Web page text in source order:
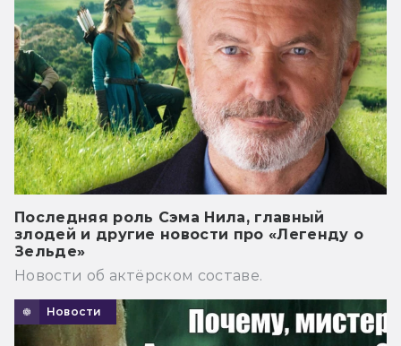
Последняя роль Сэма Нила, главный
злодей и другие новости про «Легенду о
Зельде»
Новости об актёрском составе.
Новости